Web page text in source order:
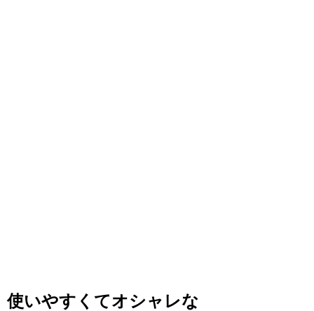
使いやすくてオシャレな